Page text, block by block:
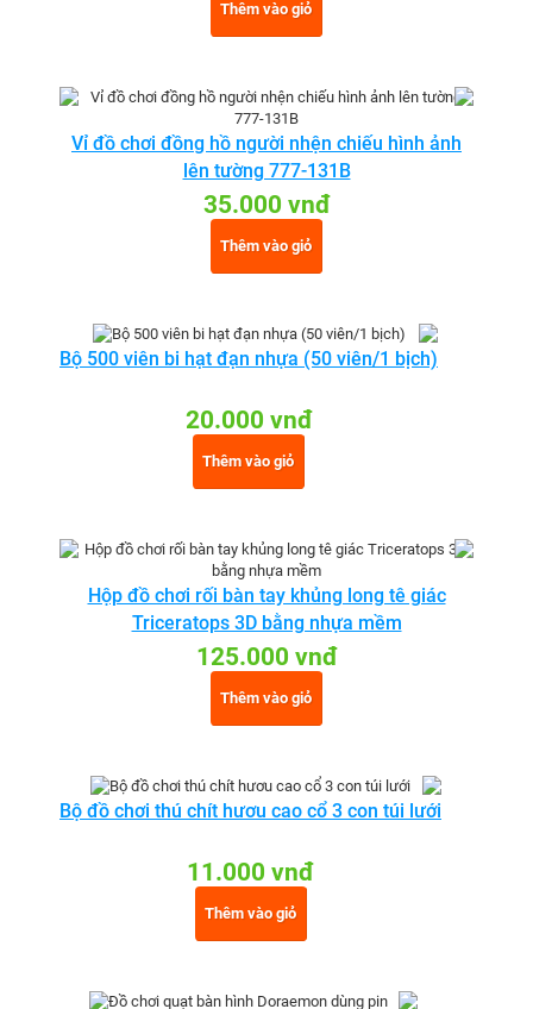
Thêm vào giỏ
Vỉ đồ chơi đồng hồ người nhện chiếu hình ảnh
lên tường 777-131B
35.000 vnđ
Thêm vào giỏ
Bộ 500 viên bi hạt đạn nhựa (50 viên/1 bịch)
20.000 vnđ
Thêm vào giỏ
Hộp đồ chơi rối bàn tay khủng long tê giác
Triceratops 3D bằng nhựa mềm
125.000 vnđ
Thêm vào giỏ
Bộ đồ chơi thú chít hươu cao cổ 3 con túi lưới
11.000 vnđ
Thêm vào giỏ